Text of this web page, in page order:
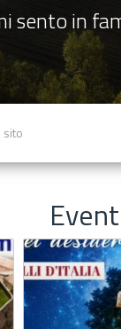
sento in